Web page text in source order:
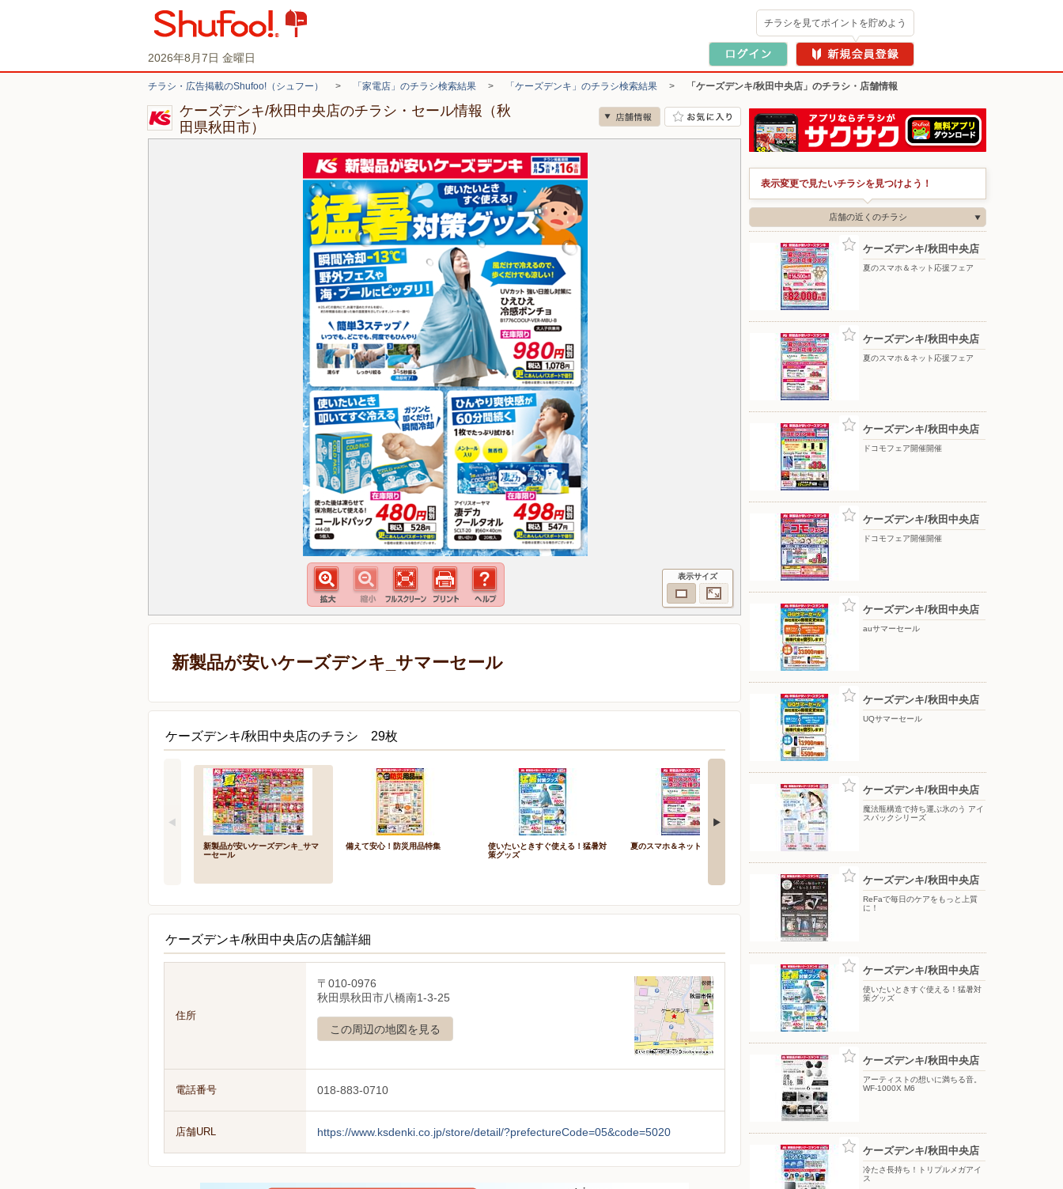
2026年8月7日 金曜日
チラシを見てポイントを貯めよう
チラシ・広告掲載のShufoo!（シュフー） > 「家電店」のチラシ検索結果 > 「ケーズデンキ」のチラシ検索結果 > 「ケーズデンキ/秋田中央店」のチラシ・店舗情報
ケーズデンキ/秋田中央店のチラシ・セール情報（秋
田県秋田市）
表示サイズ
新製品が安いケーズデンキ_サマーセール
ケーズデンキ/秋田中央店のチラシ 29枚
新製品が安いケーズデンキ_サマ
ーセール
備えて安心！防災用品特集
使いたいときすぐ使える！猛暑対
策グッズ
夏のスマホ＆ネット応援フェア 夏のスマホ＆ネット応援フェア
ケーズデンキ/秋田中央店の店舗詳細
住所
〒010-0976
秋田県秋田市八橋南1-3-25
この周辺の地図を見る
電話番号 018-883-0710
店舗URL https://www.ksdenki.co.jp/store/detail/?prefectureCode=05&code=5020
表示変更で見たいチラシを見つけよう！
店舗の近くのチラシ
ケーズデンキ/秋田中央店
夏のスマホ＆ネット応援フェア
ケーズデンキ/秋田中央店
夏のスマホ＆ネット応援フェア
ケーズデンキ/秋田中央店
ドコモフェア開催開催
ケーズデンキ/秋田中央店
ドコモフェア開催開催
ケーズデンキ/秋田中央店
auサマーセール
ケーズデンキ/秋田中央店
UQサマーセール
ケーズデンキ/秋田中央店
魔法瓶構造で持ち運ぶ氷のう アイ
スパックシリーズ
ケーズデンキ/秋田中央店
ReFaで毎日のケアをもっと上質
に！
ケーズデンキ/秋田中央店
使いたいときすぐ使える！猛暑対
策グッズ
ケーズデンキ/秋田中央店
アーティストの想いに満ちる音。
WF-1000X M6
ケーズデンキ/秋田中央店
冷たさ長持ち！トリプルメガアイ
ス